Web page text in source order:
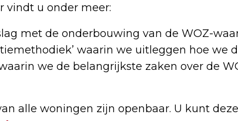
vindt u onder meer:
met de onderbouwing van de WOZ-
waarin we uitleggen hoe we
we de belangrijkste zaken over de
alle woningen zijn openbaar. U kunt